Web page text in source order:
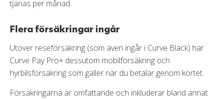
tjänas per månad.
Flera försäkringar ingår
Utöver reseförsäkring (som även ingår i Curve Black) har
Curve Pay Pro+ dessutom mobilförsäkring och
hyrbilsförsäkring som gäller när du betalar genom kortet.
Försäkringarna är omfattande och inkluderar bland annat